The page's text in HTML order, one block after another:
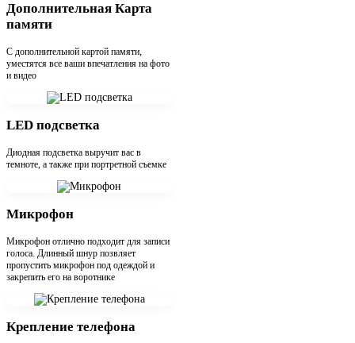
Дополнительная Карта
памяти
С дополнительной картой памяти,
уместятся все ваши впечатления на фото
и видео
LED подсветка
Диодная подсветка выручит вас в
темноте, а также при портретной съемке
Микрофон
Микрофон отлично подходит для записи
голоса. Длинный шнур позвляет
пропустить микрофон под одеждой и
закрепить его на воротнике
Крепление телефона